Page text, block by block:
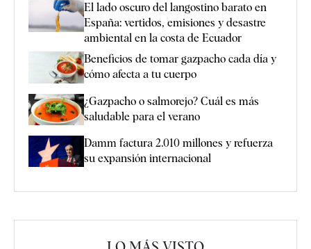
El lado oscuro del langostino barato en
España: vertidos, emisiones y desastre
ambiental en la costa de Ecuador
Beneficios de tomar gazpacho cada día y
cómo afecta a tu cuerpo
¿Gazpacho o salmorejo? Cuál es más
saludable para el verano
Damm factura 2.010 millones y refuerza
su expansión internacional